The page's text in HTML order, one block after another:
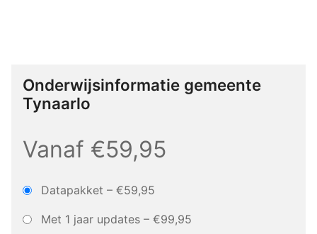
Onderwijsinformatie gemeente
Tynaarlo
Vanaf €59,95
Datapakket – €59,95
Met 1 jaar updates – €99,95